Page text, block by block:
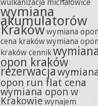
wulkanizacja michałowice
wymiana
akumulatorów
Krakówwymiana
cena krakówwymiana
kraków cennik
opon kraków
rezerwacja
opon run flat cena
wymiana opon w
Krakowiewynajem